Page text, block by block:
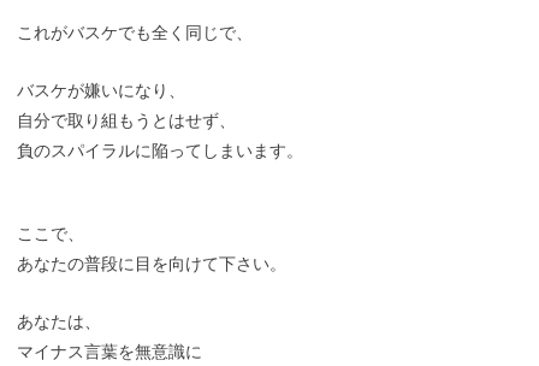
これがバスケでも全く同じで、
バスケが嫌いになり、
自分で取り組もうとはせず、
負のスパイラルに陥ってしまいます。
ここで、
あなたの普段に目を向けて下さい。
あなたは、
マイナス言葉を無意識に